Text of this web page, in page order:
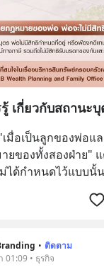
เกี่ยวกับสถานะ
มื่อเป็นลูกของพ่อแ
ยของทั้งสองฝ่าย"
ได้กำหนดไว้แบบนั้น
• ติดตาม
01:09 • ธุรกิจ